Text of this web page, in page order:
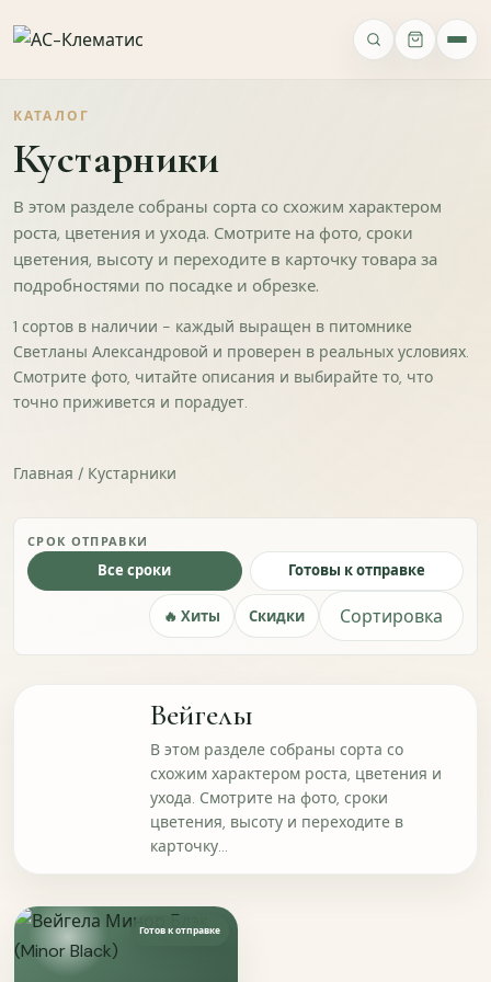
КАТАЛОГ
Кустарники
В этом разделе собраны сорта со схожим характером
роста, цветения и ухода. Смотрите на фото, сроки
цветения, высоту и переходите в карточку товара за
подробностями по посадке и обрезке.
1 сортов в наличии - каждый выращен в питомнике
Светланы Александровой и проверен в реальных условиях.
Смотрите фото, читайте описания и выбирайте то, что
точно приживется и порадует.
Главная / Кустарники
СРОК ОТПРАВКИ
Все сроки Готовы к отправке
🔥 Хиты Скидки Сортировка
Вейгелы
В этом разделе собраны сорта со
схожим характером роста, цветения и
ухода. Смотрите на фото, сроки
цветения, высоту и переходите в
карточку...
Готов к отправке
ТЕЛЕФОН
Как вы о нас узнали?
Соцсети или мессенджеры
По рекомендации
Уже давно с вами
Другой сайт или статья
Что вы ищете у нас в первую очередь?
сайтом. Нам важно понять, какие растения и форматы
выбора вам сейчас нужны.
Какие разделы вам сейчас интересны?
Клематисы Гортензии
Пионы Розы
Другие многолетники